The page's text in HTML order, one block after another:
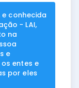
e conhecida
- LAI,
na
e
entes e
por eles